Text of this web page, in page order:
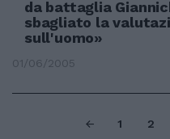
da battaglia
sbagliato la
sull'uomo»
01/06/2005
1 2